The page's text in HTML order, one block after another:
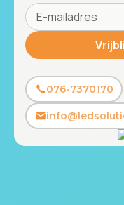
076-7370170